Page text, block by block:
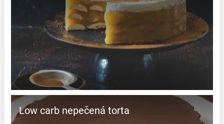
Low carb nepečená torta